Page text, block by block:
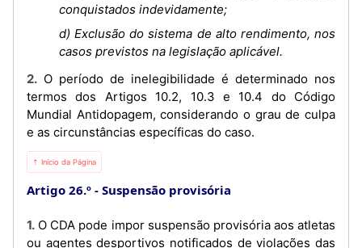
conquistados indevidamente;
d) Exclusão do sistema de alto rendimento, nos
casos previstos na legislação aplicável.
2. O período de inelegibilidade é determinado nos
termos dos Artigos 10.2, 10.3 e 10.4 do Código
Mundial Antidopagem, considerando o grau de culpa
e as circunstâncias específicas do caso.
⇡ Início da Página
Artigo 26.º Suspensão provisória
1. O CDA pode impor suspensão provisória aos atletas
ou agentes desportivos notificados de violações das